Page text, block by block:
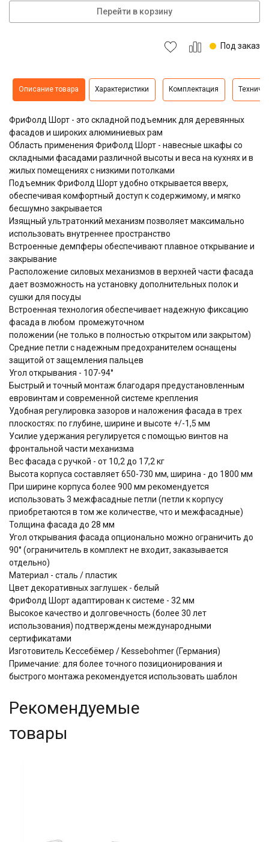
Перейти в корзину
Под заказ
Описание товара Характеристики Комплектация
ФриФолд Шорт - это складной подъемник для деревянных
фасадов и широких алюминиевых рам
Область применения ФриФолд Шорт - навесные шкафы со
складными фасадами различной высоты и веса на кухнях и в
жилых помещениях с низкими потолками
Подъемник ФриФолд Шорт удобно открывается вверх,
обеспечивая комфортный доступ к содержимому, и мягко
бесшумно закрывается
Изящный ультратонкий механизм позволяет максимально
использовать внутреннее пространство
Встроенные демпферы обеспечивают плавное открывание и
закрывание
Расположение силовых механизмов в верхней части фасада
дает возможность на установку дополнительных полок и
сушки для посуды
Встроенная технология обеспечивает надежную фиксацию
фасада в любом промежуточном
положении (не только в полностью открытом или закрытом)
Средние петли с надежным предохранителем оснащены
защитой от защемления пальцев
Угол открывания - 107-94°
Быстрый и точный монтаж благодаря предустановленным
евровинтам и современной системе крепления
Удобная регулировка зазоров и наложения фасада в трех
плоскостях: по глубине, ширине и высоте +/-1,5 мм
Усилие удержания регулируется с помощью винтов на
фронтальной части механизма
Вес фасада с ручкой - от 10,2 до 17,2 кг
Высота корпуса составляет 650-730 мм, ширина - до 1800 мм
При ширине корпуса более 900 мм рекомендуется
использовать 3 межфасадные петли (петли к корпусу
приобретаются в том же количестве, что и межфасадные)
Толщина фасада до 28 мм
Угол открывания фасада опционально можно ограничить до
90° (ограничитель в комплект не входит, заказывается
отдельно)
Материал - сталь / пластик
Цвет декоративных заглушек - белый
ФриФолд Шорт адаптирован к системе - 32 мм
Высокое качество и долговечность (более 30 лет
использования) подтверждены международными
сертификатами
Изготовитель Кессебёмер / Kessebohmer (Германия)
Примечание: для более точного позиционирования и
быстрого монтажа рекомендуется использовать шаблон
Рекомендуемые
товары